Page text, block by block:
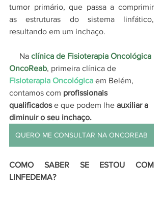
tumor primário, que passa a comprimir
as estruturas do sistema linfático,
resultando em um inchaço.
     Na
clínica de Fisioterapia Oncológica
OncoReab, primeira clínica de
Fisioterapia Oncológica em Belém,
contamos com profissionais
qualificados e que podem lhe auxiliar a
diminuir o seu inchaço.
QUERO ME CONSULTAR NA ONCOREAB
COMO SABER SE ESTOU COM
LINFEDEMA?